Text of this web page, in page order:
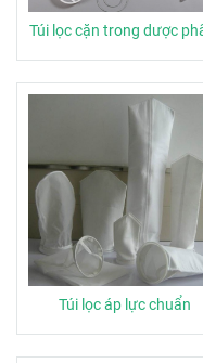
Túi lọc cặn trong dược
Túi lọc áp lực chuẩn